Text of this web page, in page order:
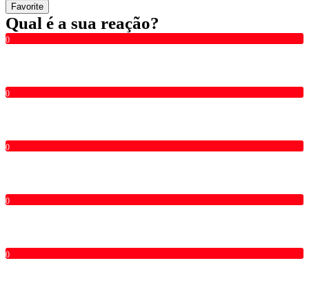
Favorite
Qual é a sua reação?
0
0
0
0
0